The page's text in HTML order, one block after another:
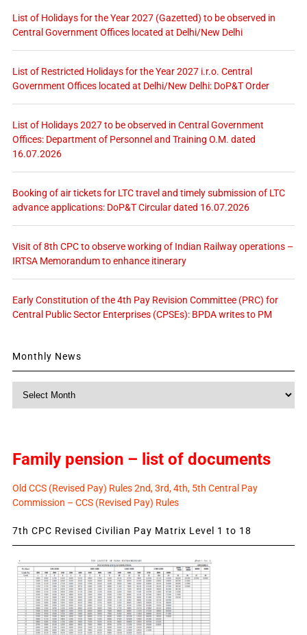
List of Holidays for the Year 2027 (Gazetted) to be observed in
Central Government Offices located at Delhi/New Delhi
List of Restricted Holidays for the Year 2027 i.r.o. Central
Government Offices located at Delhi/New Delhi: DoP&T Order
List of Holidays 2027 to be observed in Central Government
Offices: Department of Personnel and Training O.M. dated
16.07.2026
Booking of air tickets for LTC travel and timely submission of LTC
advance applications: DoP&T Circular dated 16.07.2026
Visit of 8th CPC to observe working of Indian Railway operations –
IRTSA Memorandum to enhance itinerary
Early Constitution of the 4th Pay Revision Committee (PRC) for
Central Public Sector Enterprises (CPSEs): BPDA writes to PM
Monthly News
Family pension – list of documents
Old CCS (Revised Pay) Rules 2nd, 3rd, 4th, 5th Central Pay
Commission – CCS (Revised Pay) Rules
7th CPC Revised Civilian Pay Matrix Level 1 to 18